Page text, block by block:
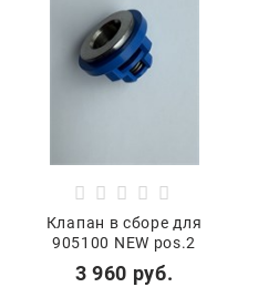
Клапан в сборе для
905100 NEW pos.2
3 960 руб.